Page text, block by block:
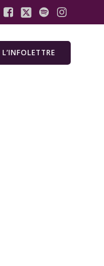
L’INFOLETTRE